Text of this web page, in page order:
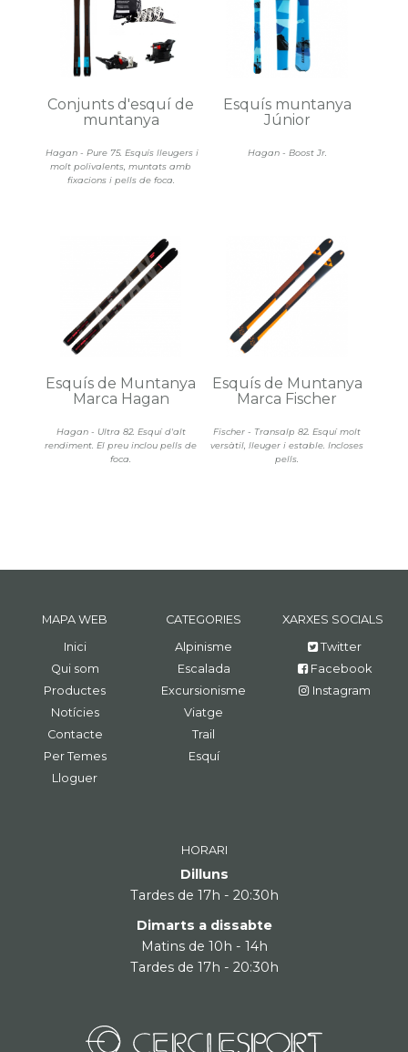
Hagan - Pure 75. Esquís lleugers i
molt polivalents, muntats amb
fixacions i pells de foca.
Conjunts d'esquí de
muntanya
Hagan - Boost Jr.
Esquís muntanya
Júnior
Hagan - Ultra 82. Esquí d'alt
rendiment. El preu inclou pells de
foca.
Esquís de Muntanya
Marca Hagan
Fischer - Transalp 82. Esquí molt
versàtil, lleuger i estable. Incloses
pells.
Esquís de Muntanya
Marca Fischer
MAPA WEB
Inici
Qui som
Productes
Notícies
Contacte
Per Temes
Lloguer
CATEGORIES
Alpinisme
Escalada
Excursionisme
Viatge
Trail
Esquí
XARXES SOCIALS
Twitter
Facebook
Instagram
HORARI
Dilluns
Tardes de 17h - 20:30h
Dimarts a dissabte
Matins de 10h - 14h
Tardes de 17h - 20:30h